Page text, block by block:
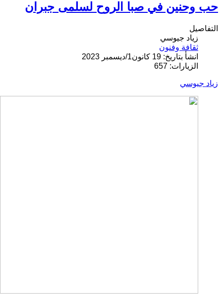
حب وحنين في صبا الروح لسلمى جبران
التفاصيل
زياد جيوسي
ثقافة وفنون
انشأ بتاريخ: 19 كانون1/ديسمبر 2023
الزيارات: 657
زياد جيوسي